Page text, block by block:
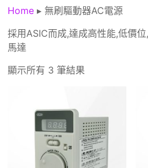
科
技
有
限
Home ▸ 無刷驅動器AC電源
採用ASIC而成,達成高性能,低價
馬達
顯示所有 3 筆結果